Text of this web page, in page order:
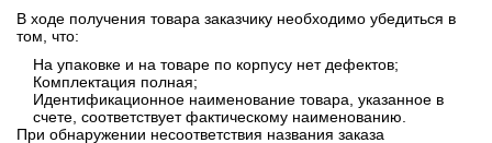
В ходе получения товара заказчику необходимо убедиться в
том, что:
На упаковке и на товаре по корпусу нет дефектов;
Комплектация полная;
Идентификационное наименование товара, указанное в
счете, соответствует фактическому наименованию.
При обнаружении несоответствия названия заказа